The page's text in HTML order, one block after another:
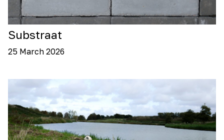
Substraat
25 March 2026